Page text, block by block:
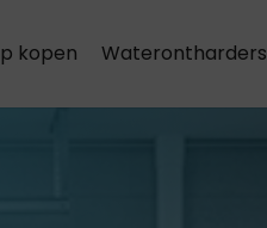
kopen Waterontharders